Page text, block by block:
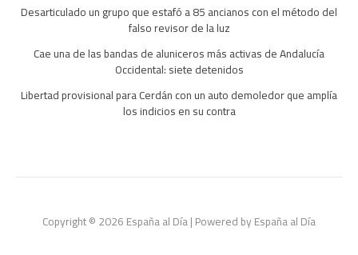
Desarticulado un grupo que estafó a 85 ancianos con el método del
falso revisor de la luz
Cae una de las bandas de aluniceros más activas de Andalucía
Occidental: siete detenidos
Libertad provisional para Cerdán con un auto demoledor que amplía
los indicios en su contra
Copyright © 2026 España al Día | Powered by España al Día